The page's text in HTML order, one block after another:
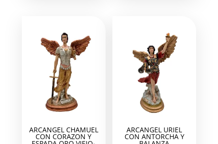
ARCANGEL CHAMUEL
CON CORAZON Y
ARCANGEL URIEL
CON ANTORCHA Y